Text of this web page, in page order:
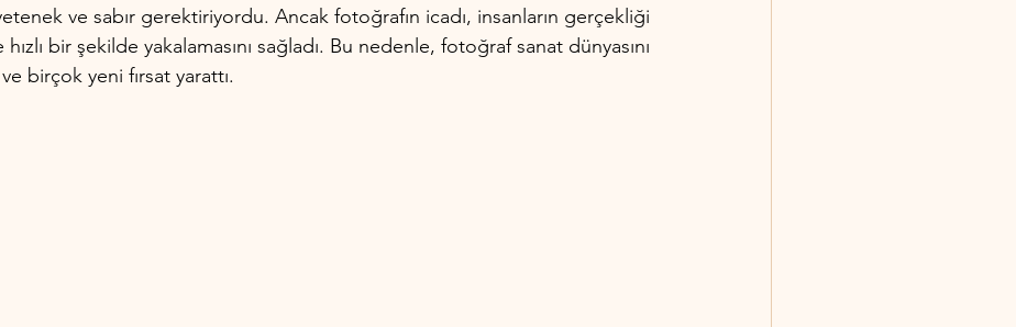
ve sabır gerektiriyordu. Ancak fotoğrafın icadı, insanların gerçekliği
bir şekilde yakalamasını sağladı. Bu nedenle, fotoğraf sanat dünyasını
birçok yeni fırsat yarattı.